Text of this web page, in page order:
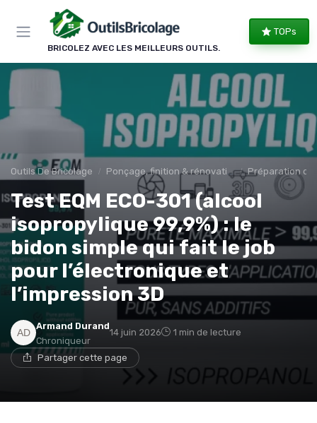
BRICOLEZ AVEC LES MEILLEURS OUTILS.
TOPs
Outils De Bricolage Ponçage, finition & rénovation Préparation
Test EQM ECO-301 (alcool
isopropylique 99,9%) : le
bidon simple qui fait le job
pour l’électronique et
l’impression 3D
Armand Durand
Chroniqueur
14 juin 2026 1 min de lecture
Partager cette page
Panneau de gestion des cookies